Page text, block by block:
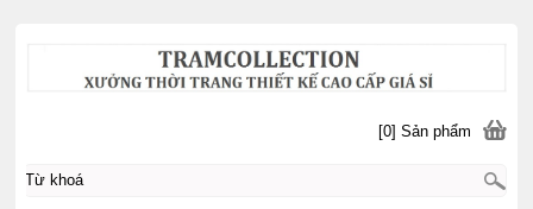
[0] Sản phẩm